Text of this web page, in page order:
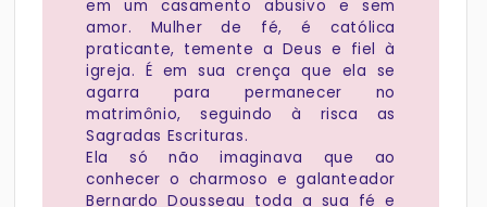
em um casamento abusivo e sem
amor. Mulher de fé, é católica
praticante, temente a Deus e fiel à
igreja. É em sua crença que ela se
agarra para permanecer no
matrimônio, seguindo à risca as
Sagradas Escrituras.
Ela só não imaginava que ao
conhecer o charmoso e galanteador
Bernardo Dousseau toda a sua fé e